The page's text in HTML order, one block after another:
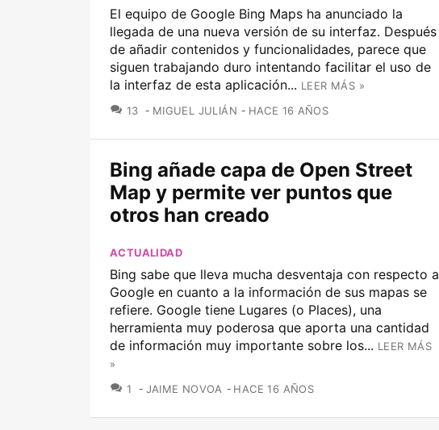
El equipo de Google Bing Maps ha anunciado la
llegada de una nueva versión de su interfaz. Después
de añadir contenidos y funcionalidades, parece que
siguen trabajando duro intentando facilitar el uso de
la interfaz de esta aplicación... LEER MÁS »
13 COMENTARIOS
MIGUEL JULIÁN HACE 16 AÑOS
Bing añade capa de Open Street
Map y permite ver puntos que
otros han creado
ACTUALIDAD
Bing sabe que lleva mucha desventaja con respecto a
Google en cuanto a la información de sus mapas se
refiere. Google tiene Lugares (o Places), una
herramienta muy poderosa que aporta una cantidad
de información muy importante sobre los... LEER MÁS
»
1
COMENTARIOS
JAIME NOVOA HACE 16 AÑOS